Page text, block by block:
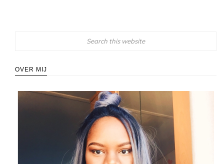
OVER MIJ